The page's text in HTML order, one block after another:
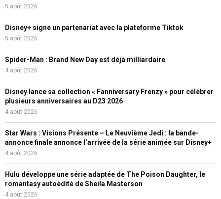
5 août 2026
Disney+ signe un partenariat avec la plateforme Tiktok
5 août 2026
Spider-Man : Brand New Day est déjà milliardaire
4 août 2026
Disney lance sa collection « Fanniversary Frenzy » pour célébrer
plusieurs anniversaires au D23 2026
4 août 2026
Star Wars : Visions Présente – Le Neuvième Jedi : la bande-
annonce finale annonce l’arrivée de la série animée sur Disney+
4 août 2026
Hulu développe une série adaptée de The Poison Daughter, le
romantasy autoédité de Sheila Masterson
4 août 2026